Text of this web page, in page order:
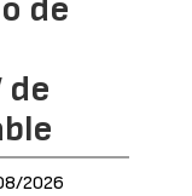
de
de
2026